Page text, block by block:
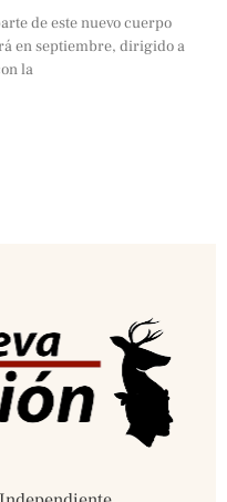
de este nuevo cuerpo
en septiembre, dirigido a
la